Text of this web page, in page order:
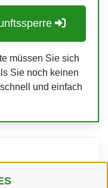
müssen Sie sich
Sie noch keinen
und einfach